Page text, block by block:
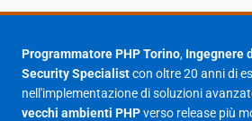
Agosto 2025
Giugno 2025
Maggio 2025
Programmatore PHP Torino, Ingegnere
Security Specialistcon oltre 20 anni di
nell'implementazione di soluzioni
vecchi ambienti PHPverso release più